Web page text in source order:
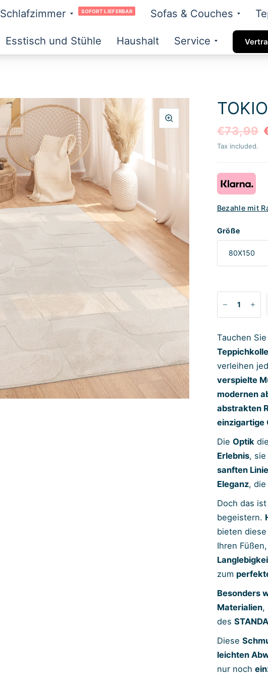
Schlafzimmer SOFORT LIEFERBAR Sofas & Couches
Esstisch und Stühle Haushalt Service
€73,99
Tax included.
Bezahle mit
Größe
Tauchen
verleihen
verspielte
modernen
abstrakten
einzigartige
Die Optik
Erlebnis,
sanften
Eleganz, die
Doch das
begeistern.
bieten
Ihren
zum
Besonders
Materialien,
des
Diese
leichten
nur noch